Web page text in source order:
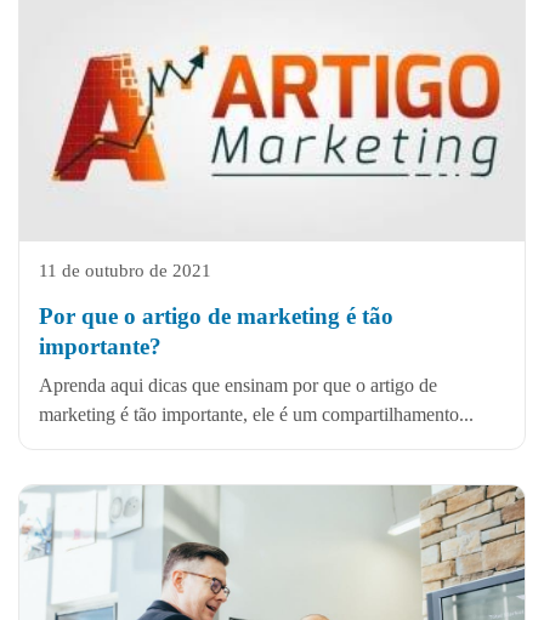
11 de outubro de 2021
Por que o artigo de marketing é tão
importante?
Aprenda aqui dicas que ensinam por que o artigo de
marketing é tão importante, ele é um compartilhamento...